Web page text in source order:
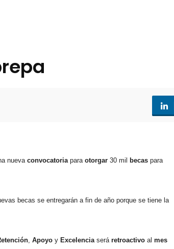
nuevaconvocatoriapara otorgar 30 mil becas para
becas se entregarán a fin de año porque se tiene la
, Apoyo y Excelenciaserá retroactivo al mes